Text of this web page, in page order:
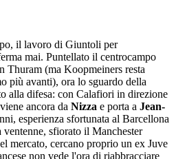
il lavoro di Giuntoli per
mai. Puntellato il centrocampo
Thuram (ma Koopmeiners resta
più avanti), ora lo sguardo della
alla difesa: con Calafiori in direzione
ancora da Nizza e porta a Jean-
esperienza sfortunata al Barcellona
ventenne, sfiorato il Manchester
mercato, cercano proprio un ex Juve
non vede l'ora di riabbracciare